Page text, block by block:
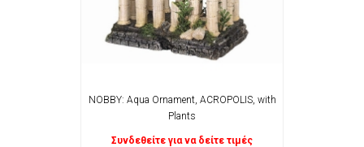
NOBBY: Aqua Ornament, ACROPOLIS, with
Plants
Συνδεθείτε για να δείτε τιμές